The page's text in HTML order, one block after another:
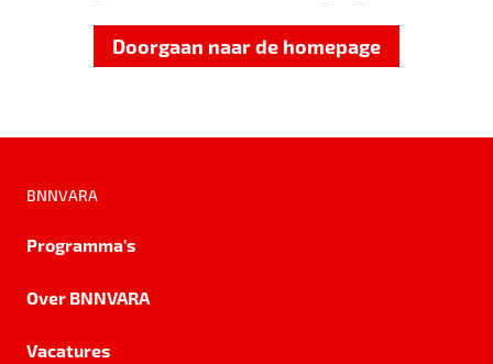
Doorgaan naar de homepage
BNNVARA
Programma's
Over BNNVARA
Vacatures